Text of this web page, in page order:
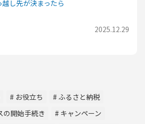
越し先が決まったら
2025.12.29
お役立ち
ふるさと納税
の開始手続き
キャンペーン